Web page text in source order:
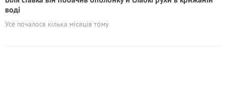
воді
Усе почалося кілька місяців тому